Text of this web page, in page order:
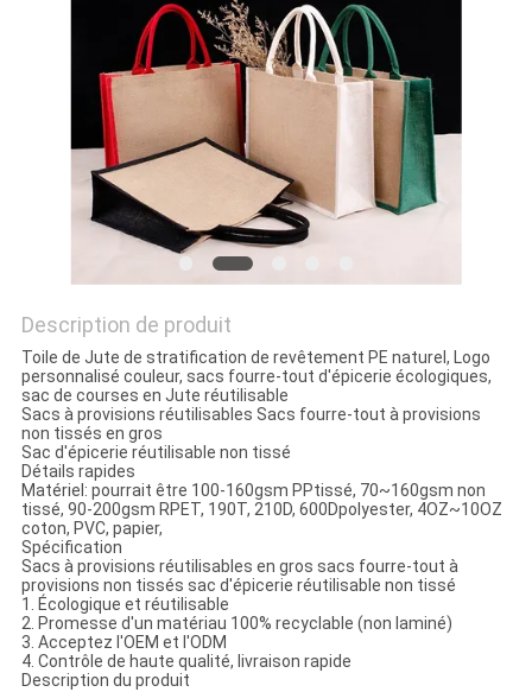
Description de produit
Toile de Jute de stratification de revêtement PE naturel, Logo
personnalisé couleur, sacs fourre-tout d'épicerie écologiques,
sac de courses en Jute réutilisable
Sacs à provisions réutilisables Sacs fourre-tout à provisions
non tissés en gros
Sac d'épicerie réutilisable non tissé
Détails rapides
Matériel: pourrait être 100-160gsm PPtissé, 70~160gsm non
tissé, 90-200gsm RPET, 190T, 210D, 600Dpolyester, 4OZ~10OZ
coton, PVC, papier,
Spécification
Sacs à provisions réutilisables en gros sacs fourre-tout à
provisions non tissés sac d'épicerie réutilisable non tissé
1. Écologique et réutilisable
2. Promesse d'un matériau 100% recyclable (non laminé)
3. Acceptez l'OEM et l'ODM
4. Contrôle de haute qualité, livraison rapide
Description du produit